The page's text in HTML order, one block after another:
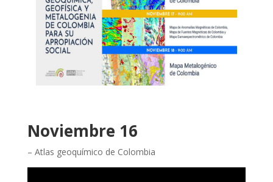
Noviembre 16
– Atlas geoquímico de Colombia